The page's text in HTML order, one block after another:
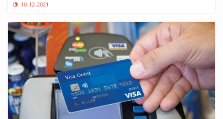
10-12-2021